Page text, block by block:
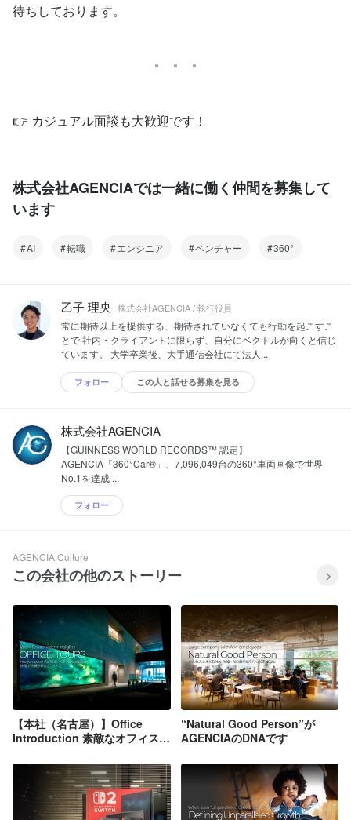
待ちしております。
👉 カジュアル面談も大歓迎です！
株式会社AGENCIAでは一緒に働く仲間を募集して
います
AI 転職 エンジニア ベンチャー 360°
乙子 理央 株式会社AGENCIA / 執行役員
常に期待以上を提供する、期待されていなくても行動を起こすこ
とで 社内・クライアントに限らず、自分にベクトルが向くと信じ
ています。 大学卒業後、大手通信会社にて法人...
フォロー この人と話せる募集を見る
株式会社AGENCIA
【GUINNESS WORLD RECORDS™ 認定】
AGENCIA「360°Car®」、7,096,049台の360°車両画像で世界
No.1を達成 ...
フォロー
AGENCIA Culture
この会社の他のストーリー
【本社（名古屋）】Office
Introduction 素敵なオフィスで
“Natural Good Person”が
AGENCIAのDNAです